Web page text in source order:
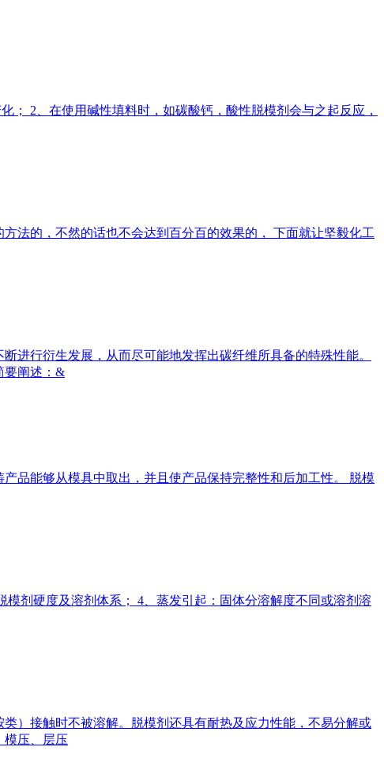
2、在使用碱性填料时，如碳酸钙，酸性脱模剂会与之起反应，
法的，不然的话也不会达到百分百的效果的， 下面就让坚毅化工
进行衍生发展，从而尽可能地发挥出碳纤维所具备的特殊性能。
要阐述：&
品能够从模具中取出，并且使产品保持完整性和后加工性。 脱模
剂硬度及溶剂体系； 4、蒸发引起：固体分溶解度不同或溶剂溶
）接触时不被溶解。脱模剂还具有耐热及应力性能，不易分解或
模压、层压